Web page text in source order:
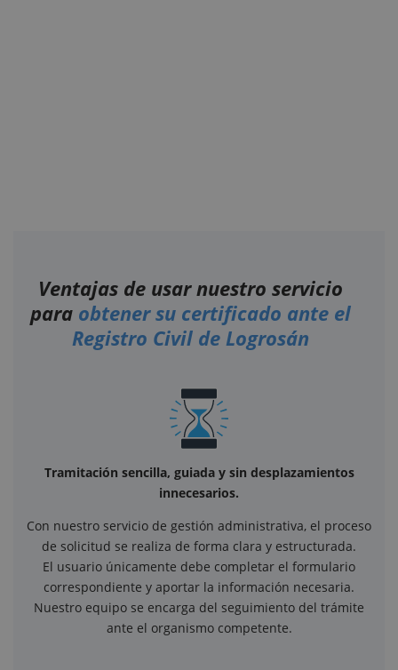
Ventajas de usar nuestro servicio
para obtener su certificado ante el
Registro Civil de Logrosán
Tramitación sencilla, guiada y sin desplazamientos
innecesarios.
Con nuestro servicio de gestión administrativa, el proceso
de solicitud se realiza de forma clara y estructurada.
El usuario únicamente debe completar el formulario
correspondiente y aportar la información necesaria.
Nuestro equipo se encarga del seguimiento del trámite
ante el organismo competente.